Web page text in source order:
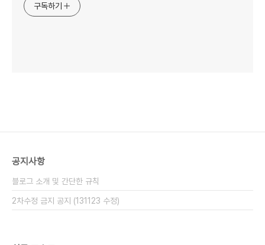
구독하기
공지사항
블로그 소개 및 간단한 규칙
2차수정 금지 공지 (131123 수정)